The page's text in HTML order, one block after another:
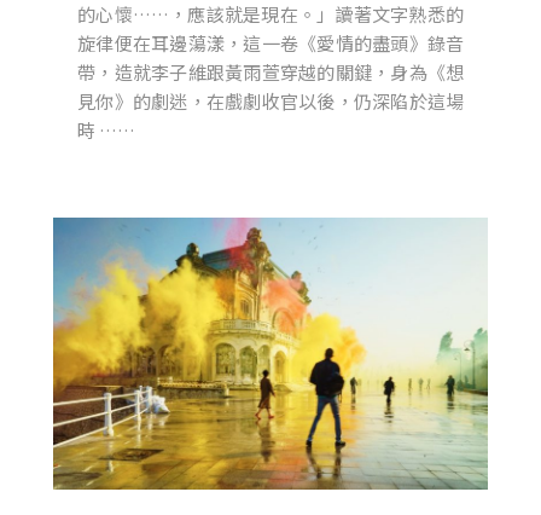
的心懷……，應該就是現在。」讀著文字熟悉的
旋律便在耳邊蕩漾，這一卷《愛情的盡頭》錄音
帶，造就李子維跟黃雨萱穿越的關鍵，身為《想
見你》的劇迷，在戲劇收官以後，仍深陷於這場
時 ……